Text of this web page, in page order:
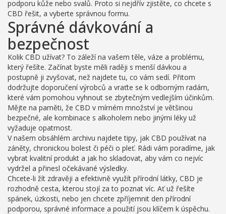
podporu kůže nebo svalů. Proto si nejdřív zjistěte, co chcete s
CBD řešit, a vyberte správnou formu.
Správné dávkování a
bezpečnost
Kolik CBD užívat? To záleží na vašem těle, váze a problému,
který řešíte. Začínat byste měli raději s menší dávkou a
postupně ji zvyšovat, než najdete tu, co vám sedí. Přitom
dodržujte doporučení výrobců a vraťte se k odborným radám,
které vám pomohou vyhnout se zbytečným vedlejším účinkům.
Mějte na paměti, že CBD v mírném množství je většinou
bezpečné, ale kombinace s alkoholem nebo jinými léky už
vyžaduje opatrnost.
V našem obsáhlém archivu najdete tipy, jak CBD používat na
záněty, chronickou bolest či péči o pleť. Rádi vám poradíme, jak
vybrat kvalitní produkt a jak ho skladovat, aby vám co nejvíc
vydržel a přinesl očekávané výsledky.
Chcete-li žít zdravěji a efektivně využít přírodní látky, CBD je
rozhodně cesta, kterou stojí za to poznat víc. Ať už řešíte
spánek, úzkosti, nebo jen chcete zpříjemnit den přírodní
podporou, správné informace a použití jsou klíčem k úspěchu.